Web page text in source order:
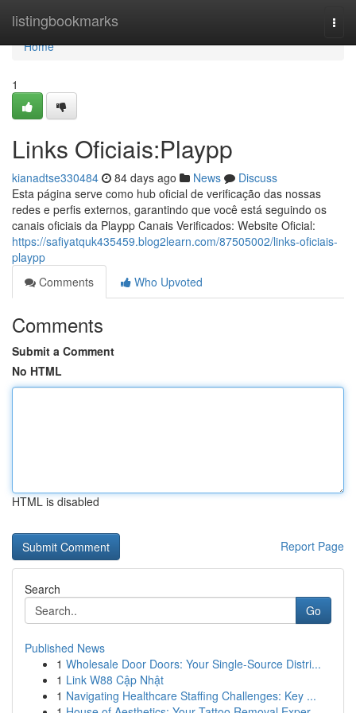
listingbookmarks
Home
Home
1
Links Oficiais:Playpp
kianadtse330484 84 days ago News
Discuss
Esta página serve como hub oficial de verificação das nossas
redes e perfis externos, garantindo que você está seguindo os
canais oficiais da Playpp Canais Verificados: Website Oficial:
https://safiyatquk435459.blog2learn.com/87505002/links-oficiais-
playpp
Comments
Who Upvoted
Comments
Submit a Comment
No HTML
HTML is disabled
Report Page
Search
Go
Published News
1 Wholesale Door Doors: Your Single-Source Distri...
1 Link W88 Cập Nhật
1 Navigating Healthcare Staffing Challenges: Key ...